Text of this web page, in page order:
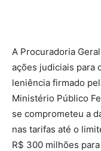
A Procuradoria
ações judiciais para
leniência firmado
Ministério Público
se comprometeu a
nas tarifas até o
R$ 300 milhões